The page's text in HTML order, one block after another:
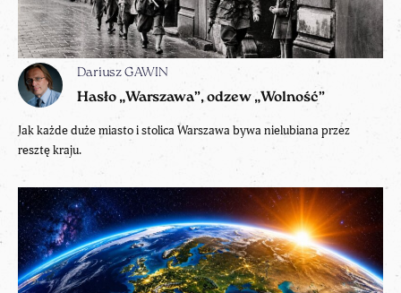
Dariusz GAWIN
Hasło „Warszawa”, odzew „Wolność”
Jak każde duże miasto i stolica Warszawa bywa nielubiana przez
resztę kraju.